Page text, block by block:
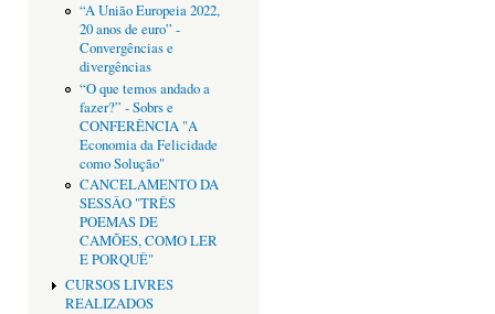
“A União Europeia 2022,
20 anos de euro” -
Convergências e
divergências
“O que temos andado a
fazer?” - Sobrs e
CONFERÊNCIA "A
Economia da Felicidade
como Solução"
CANCELAMENTO DA
SESSÂO "TRÊS
POEMAS DE
CAMÕES, COMO LER
E PORQUÊ"
CURSOS LIVRES
REALIZADOS